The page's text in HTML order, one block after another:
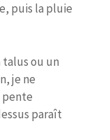
puis la pluie
ou un
je ne
pente
paraît